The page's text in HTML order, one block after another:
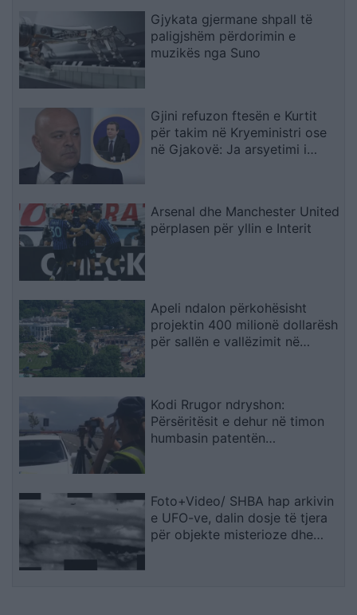
Gjykata gjermane shpall të
paligjshëm përdorimin e
muzikës nga Suno
Gjini refuzon ftesën e Kurtit
për takim në Kryeministri ose
në Gjakovë: Ja arsyetimi i
Arsenal dhe Manchester United
përplasen për yllin e Interit
Apeli ndalon përkohësisht
projektin 400 milionë dollarësh
për sallën e vallëzimit në
Kodi Rrugor ndryshon:
Përsëritësit e dehur në timon
humbasin patentën
Foto+Video/ SHBA hap arkivin
e UFO-ve, dalin dosje të tjera
për objekte misterioze dhe